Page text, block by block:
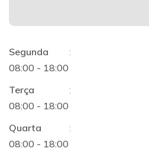
Segunda
:
08:00 - 18:00
Terça
:
08:00 - 18:00
Quarta
:
08:00 - 18:00